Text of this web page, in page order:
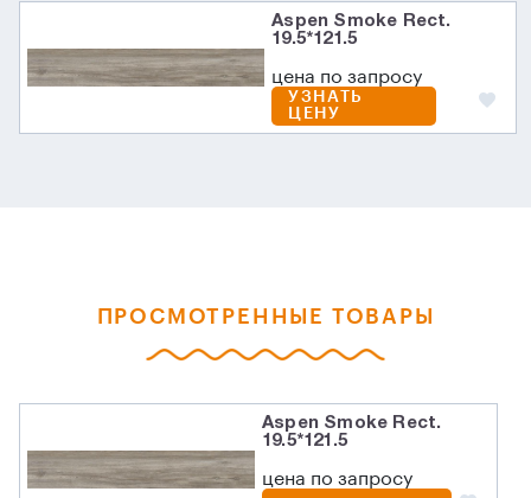
Aspen Smoke Rect.
19.5*121.5
цена по запросу
УЗНАТЬ
ЦЕНУ
ПРОСМОТРЕННЫЕ ТОВАРЫ
Aspen Smoke Rect.
19.5*121.5
цена по запросу